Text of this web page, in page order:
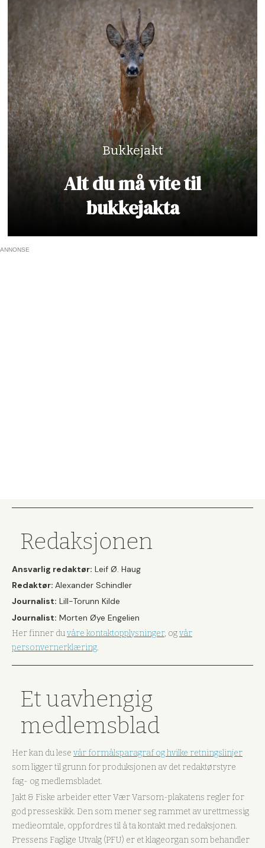
Bukkejakt
Alt du må vite til
bukkejakta
ANNONSE
Redaksjonen
Ansvarlig redaktør: Leif Ø. Haug
Redaktør: Alexander Schindler
Journalist: Lill-Torunn Kilde
Journalist: Morten Øye Engelien
Her finner duvåre kontaktopplysninger, ogvår
personvernerklæring.
Et uavhengig
medlemsblad
Her kan du lese vår formålsparagraf og hvilke retningslinjer
som ligger til grunn for produksjonen av det redaktørstyre
fag- og medlemsbladet.
Jakt & Fiske arbeider etter Vær Varsom-plakatens regler for
god presseskikk. Den som mener seg rammet av urettmessig
medieomtale, oppfordres til å ta kontakt med redaksjonen.
Pressens Faglige Utvalg (PFU) er et klageorgan som behandler